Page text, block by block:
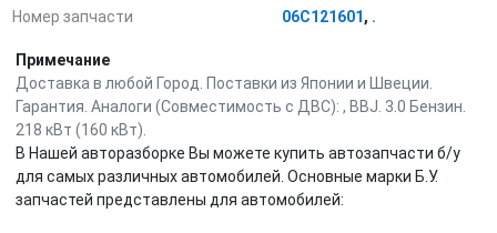
Номер запчасти
06C121601, .
Примечание
Доставка в любой Город. Поставки из Японии и Швеции.
Гарантия. Аналоги (Совместимость с ДВС): , BBJ. 3.0 Бензин.
218 кВт (160 кВт).
В Нашей авторазборке Вы можете купить автозапчасти б/у
для самых различных автомобилей. Основные марки Б.У.
запчастей представлены для автомобилей: